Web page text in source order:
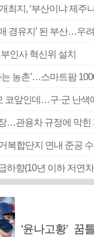
최지, ‘부산이냐 제주
경유지’ 된 부산…우
인사 혁신위 설치
는 농촌’…스마트팜
앞인데…구·군 난색
…관용차 규정에 막힌
복합단지 연내 준공
‘윤나고황’